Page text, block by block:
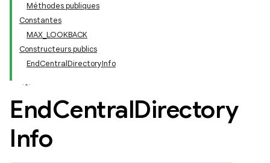
Méthodes publiques
Constantes
MAX_LOOKBACK
Constructeurs publics
EndCentralDirectoryInfo
EndCentralDirectory
Info